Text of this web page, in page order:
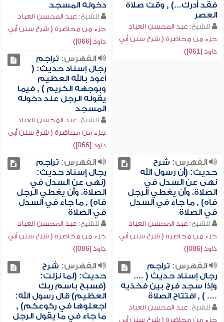
فقد أدرك...) , وقت صلاة
العصر
للشيخ: عبد المحسن العباد
جزء من محاضرة ( شرح سنن أبي
داود [061])
دخوله المسجد
للشيخ: عبد المحسن العباد
جزء من محاضرة ( شرح سنن أبي
داود [066])
الفهرس: تراجم
رجال إسناد حديث: (
أعوذ بالله العظيم
وبوجهه الكريم ) , فيما
يقوله الرجل عند دخوله
المسجد
للشيخ: عبد المحسن العباد
جزء من محاضرة ( شرح سنن أبي
داود [066])
الفهرس: شرح
حديث: (أن رسول الله
نهى عن السدل في
الصلاة، وأن يغطي الرجل
فاه) , ما جاء في السدل
في الصلاة
للشيخ: عبد المحسن العباد
جزء من محاضرة ( شرح سنن أبي
داود [086])
الفهرس: تراجم
رجال إسناد حديث:
(نهى عن السدل في
الصلاة، وأن يغطي الرجل
فاه) , ما جاء في السدل
في الصلاة
للشيخ: عبد المحسن العباد
جزء من محاضرة ( شرح سنن أبي
داود [086])
الفهرس: تراجم
رجال إسناد حديث ( ....
وإذا سجد فرج بين فخذيه
.... ) , افتتاح الصلاة
للشيخ: عبد المحسن العباد
جزء من محاضرة ( شرح سنن أبي
الفهرس: شرح
حديث: (لما نزلت:
(فسبح باسم ربك
العظيم) قال رسول الله:
اجعلوها في ركوعكم) ,
ما جاء في ما يقول الرجل